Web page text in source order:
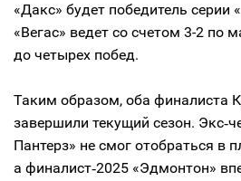
«Дакс» будет победитель серии
«Вегас» ведет со счетом 3-2 по
до четырех побед.
Таким образом, оба финалиста
завершили текущий сезон.
Пантерз» не смог отобраться в
а финалист‑2025 «Эдмонтон»